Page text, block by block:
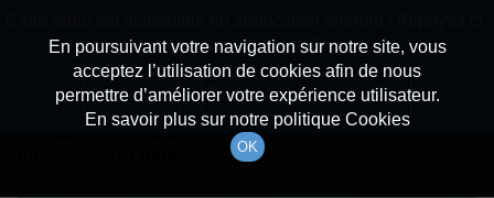
Détails De L'épisode
à 4h59
En poursuivant votre navigation sur notre site, vous
acceptez l’utilisation de cookies afin de nous
permettre d’améliorer votre expérience utilisateur.
En savoir plus sur notre politique Cookies
OK
dessous pour l'installer.
Non merci Télécharger l'application